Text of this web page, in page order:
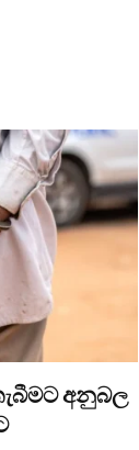
අනුබල